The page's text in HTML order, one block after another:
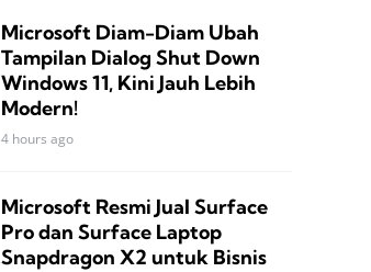
Microsoft Diam-Diam Ubah
Tampilan Dialog Shut Down
Windows 11, Kini Jauh Lebih
Modern!
4 hours ago
Microsoft Resmi Jual Surface
Pro dan Surface Laptop
Snapdragon X2 untuk Bisnis